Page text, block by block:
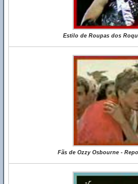
Estilo de Roupas dos
Fãs de Ozzy Osbourne -